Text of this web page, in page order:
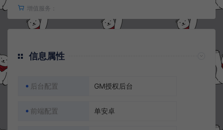
增值服务：
信息属性
后台配置 GM授权后台
前端配置 单安卓